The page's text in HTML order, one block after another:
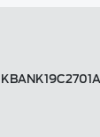
KBANK19C2701A